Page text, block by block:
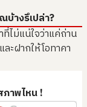
Master 40
Rhodium
างอิง
า S
ด แทบไม่ได้ใช้งาน
างรึเปล่า?
ไม่แน่ใจว่าแค่ถ่าน
ะฝากให้โอทาคา
ภาพไหน !